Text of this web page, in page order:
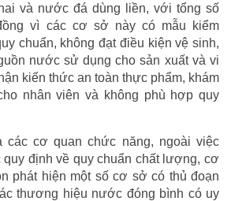
và nước đá dùng liền, với tổng số
vì các cơ sở này có mẫu kiểm
chuẩn, không đạt điều kiện vệ sinh,
nước sử dụng cho sản xuất và vi
kiến thức an toàn thực phẩm, khám
nhân viên và không phù hợp quy
các cơ quan chức năng, ngoài việc
quy định về quy chuẩn chất lượng, cơ
phát hiện một số cơ sở có thủ đoạn
thương hiệu nước đóng bình có uy